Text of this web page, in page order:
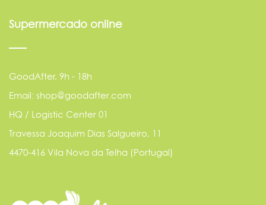
Supermercado online
GoodAfter, 9h - 18h
Email: shop@goodafter.com
HQ / Logistic Center 01
Travessa Joaquim Dias Salgueiro, 11
4470-416 Vila Nova da Telha (Portugal)